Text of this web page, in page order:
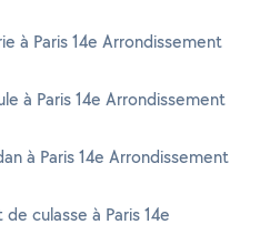
à Paris 14e Arrondissement
à Paris 14e Arrondissement
à Paris 14e Arrondissement
culasse à Paris 14e